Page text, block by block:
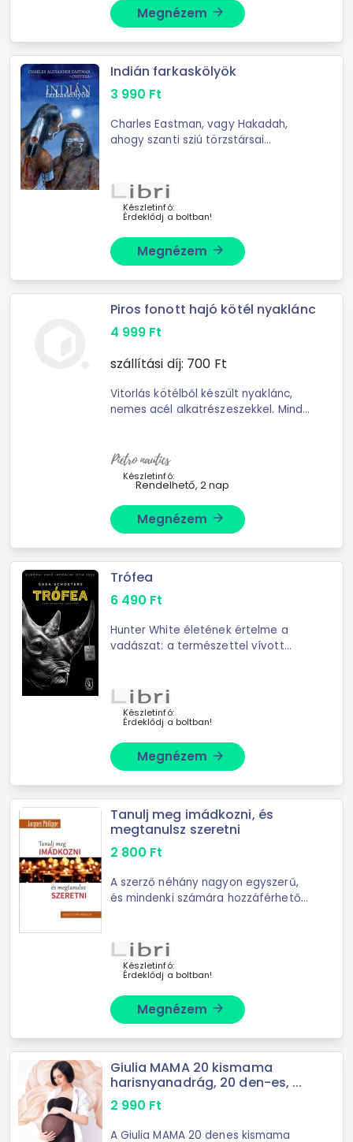
Megnézem arrow_forward
Indián farkaskölyök
3 990 Ft
Charles Eastman, vagy Hakadah,
ahogy szanti sziú törzstársai
népe elvárt egy farkaskölyöktől,
illetve ...
Készletinfó:
Érdeklődj a boltban!
Megnézem arrow_forward
Piros fonott hajó kötél nyaklánc
4 999 Ft
szállítási díj: 700 Ft
Vitorlás kötélből készült nyaklánc,
nemes acél alkatrészeszekkel. Mind
kopnak, nem ...
Készletinfó:
Rendelhető, 2 nap
Megnézem arrow_forward
Trófea
6 490 Ft
Hunter White életének értelme a
vadászat: a természettel vívott
elefánt, bivaly és ...
Készletinfó:
Érdeklődj a boltban!
Megnézem arrow_forward
Tanulj meg imádkozni, és
megtanulsz szeretni
2 800 Ft
A szerző néhány nagyon egyszerű,
és mindenki számára hozzáférhető
liturgiájában való ...
Készletinfó:
Érdeklődj a boltban!
Megnézem arrow_forward
Giulia MAMA 20 kismama
harisnyanadrág, 20 den-es, ...
2 990 Ft
A Giulia MAMA 20 denes kismama